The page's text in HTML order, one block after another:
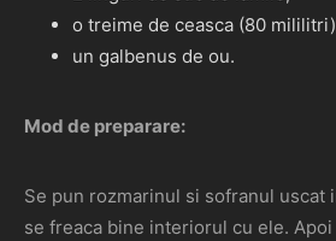
o treime de ceasca (80
un galbenus de ou.
Mod de preparare:
Se pun rozmarinul si sofranul
se freaca bine interiorul cu ele.